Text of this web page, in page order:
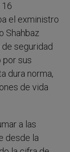
16
el exministro
Shahbaz
seguridad
por sus
dura norma,
de vida
a las
desde la